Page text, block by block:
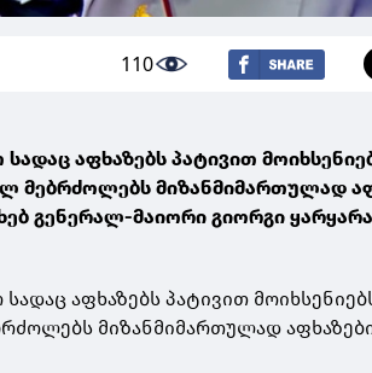
110
აფხაზებს პატივით
მებრძოლებს მიზანმიმართულად
გენერალ-მაიორი გიორგი
აფხაზებს პატივით
მიზანმიმართულად